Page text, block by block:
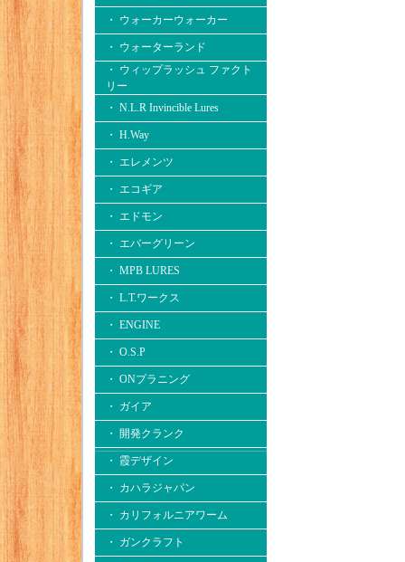
・ ウォーカーウォーカー
・ ウォーターランド
・ ウィップラッシュ ファクト
リー
・ N.L.R Invincible Lures
・ H.Way
・ エレメンツ
・ エコギア
・ エドモン
・ エバーグリーン
・ MPB LURES
・ L.T.ワークス
・ ENGINE
・ O.S.P
・ ONプラニング
・ ガイア
・ 開発クランク
・ 霞デザイン
・ カハラジャパン
・ カリフォルニアワーム
・ ガンクラフト